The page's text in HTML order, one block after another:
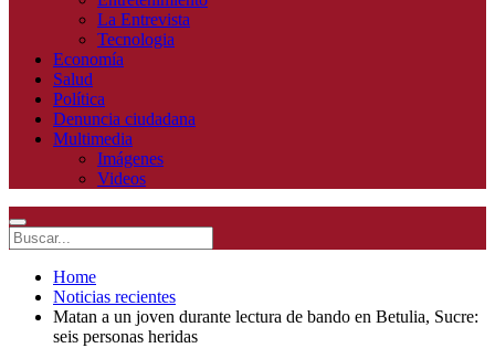
La Entrevista
Tecnologia
Economía
Salud
Política
Denuncia ciudadana
Multimedia
Imágenes
Videos
Home
Noticias recientes
Matan a un joven durante lectura de bando en Betulia, Sucre:
seis personas heridas